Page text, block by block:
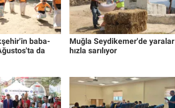
baba-
da
Muğla Seydikemer'de yaralar
hızla sarılıyor